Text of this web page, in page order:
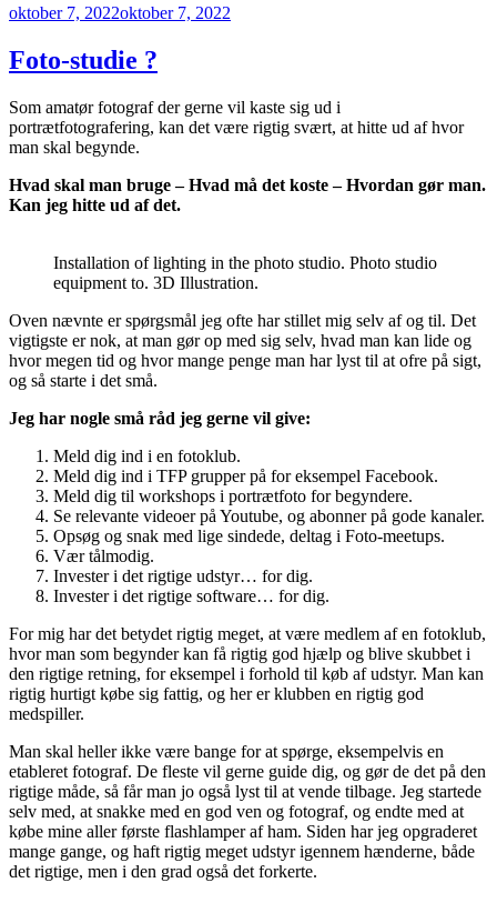
Udgivet
oktober 7, 2022oktober 7, 2022
Foto-studie ?
Som amatør fotograf der gerne vil kaste sig ud i
portrætfotografering, kan det være rigtig svært, at hitte ud af hvor
man skal begynde.
Hvad skal man bruge – Hvad må det koste – Hvordan gør man.
Kan jeg hitte ud af det.
Installation of lighting in the photo studio. Photo studio
equipment to. 3D Illustration.
Oven nævnte er spørgsmål jeg ofte har stillet mig selv af og til. Det
vigtigste er nok, at man gør op med sig selv, hvad man kan lide og
hvor megen tid og hvor mange penge man har lyst til at ofre på sigt,
og så starte i det små.
Jeg har nogle små råd jeg gerne vil give:
Meld dig ind i en fotoklub.
Meld dig ind i TFP grupper på for eksempel Facebook.
Meld dig til workshops i portrætfoto for begyndere.
Se relevante videoer på Youtube, og abonner på gode kanaler.
Opsøg og snak med lige sindede, deltag i Foto-meetups.
Vær tålmodig.
Invester i det rigtige udstyr… for dig.
Invester i det rigtige software… for dig.
For mig har det betydet rigtig meget, at være medlem af en fotoklub,
hvor man som begynder kan få rigtig god hjælp og blive skubbet i
den rigtige retning, for eksempel i forhold til køb af udstyr. Man kan
rigtig hurtigt købe sig fattig, og her er klubben en rigtig god
medspiller.
Man skal heller ikke være bange for at spørge, eksempelvis en
etableret fotograf. De fleste vil gerne guide dig, og gør de det på den
rigtige måde, så får man jo også lyst til at vende tilbage. Jeg startede
selv med, at snakke med en god ven og fotograf, og endte med at
købe mine aller første flashlamper af ham. Siden har jeg opgraderet
mange gange, og haft rigtig meget udstyr igennem hænderne, både
det rigtige, men i den grad også det forkerte.